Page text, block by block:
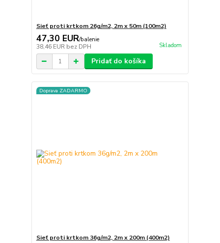
Sieť proti krtkom 26g/m2, 2m x 50m (100m2)
47,30 EUR/balenie
38,46 EUR bez DPH Skladom
Pridať do košíka
Doprava ZADARMO
Sieť proti krtkom 36g/m2, 2m x 200m (400m2)